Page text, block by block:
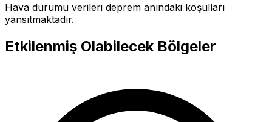
Hava durumu verileri deprem anındaki koşulları
yansıtmaktadır.
Etkilenmiş Olabilecek Bölgeler